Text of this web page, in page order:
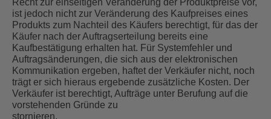
ist jedoch nicht zur Veränderung des Kaufpreises eines
Produkts zum Nachteil des Käufers berechtigt, für das der
Käufer nach der Auftragserteilung bereits eine
Kaufbestätigung erhalten hat. Für Systemfehler und
Auftragsänderungen, die sich aus der elektronischen
Kommunikation ergeben, haftet der Verkäufer nicht, noch
trägt er sich hieraus ergebende zusätzliche Kosten. Der
Verkäufer ist berechtigt, Aufträge unter Berufung auf die
vorstehenden Gründe zu
stornieren.